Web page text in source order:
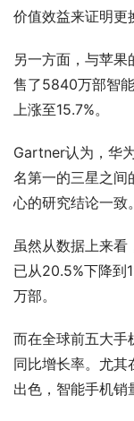
价值效益来证明更
另一方面，与苹
售了5840万部智
上涨至15.7%。
Gartner认为，华
名第一的三星之间
心的研究结论一致。
虽然从数据上来
已从20.5%下降到
万部。
而在全球前五大手
同比增长率。尤其
出色，智能手机销